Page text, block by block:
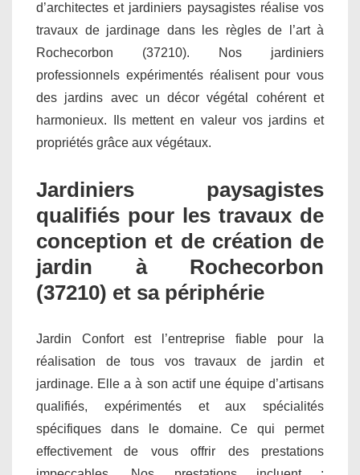
d’architectes et jardiniers paysagistes réalise vos
travaux de jardinage dans les règles de l’art à
Rochecorbon (37210). Nos jardiniers
professionnels expérimentés réalisent pour vous
des jardins avec un décor végétal cohérent et
harmonieux. Ils mettent en valeur vos jardins et
propriétés grâce aux végétaux.
Jardiniers paysagistes
qualifiés pour les travaux de
conception et de création de
jardin à Rochecorbon
(37210) et sa périphérie
Jardin Confort est l’entreprise fiable pour la
réalisation de tous vos travaux de jardin et
jardinage. Elle a à son actif une équipe d’artisans
qualifiés, expérimentés et aux spécialités
spécifiques dans le domaine. Ce qui permet
effectivement de vous offrir des prestations